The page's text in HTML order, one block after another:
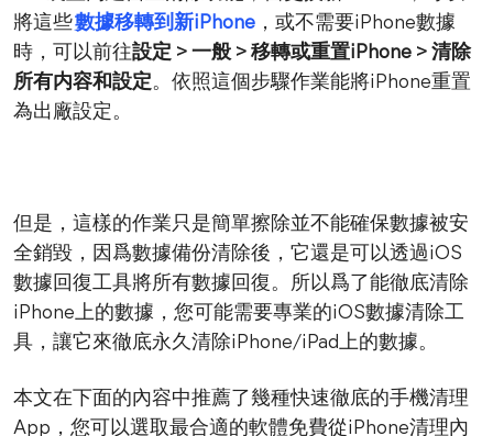
將這些數據移轉到新iPhone，或不需要iPhone數據
時，可以前往設定 > 一般 > 移轉或重置iPhone > 清除
所有内容和設定。依照這個步驟作業能將iPhone重置
為出廠設定。
但是，這樣的作業只是簡單擦除並不能確保數據被安
全銷毀，因爲數據備份清除後，它還是可以透過iOS
數據回復工具將所有數據回復。所以爲了能徹底清除
iPhone上的數據，您可能需要專業的iOS數據清除工
具，讓它來徹底永久清除iPhone/iPad上的數據。
本文在下面的內容中推薦了幾種快速徹底的手機清理
App，您可以選取最合適的軟體免費從iPhone清理內